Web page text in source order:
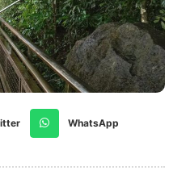
WhatsApp